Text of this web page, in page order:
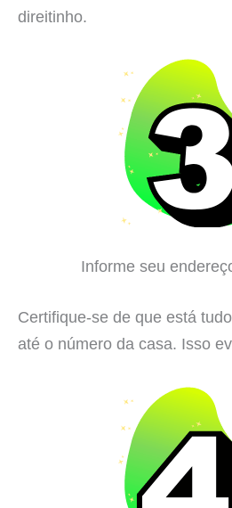
direitinho.
Informe seu
Certifique-se de que está
até o número da casa. Isso